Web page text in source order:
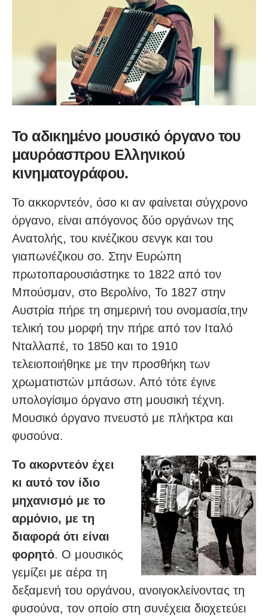
Το αδικημένο μουσικό όργανο του
μαυρόασπρου Ελληνικού
κινηματογράφου.
Το ακκορντεόν, όσο κι αν φαίνεται σύγχρονο
όργανο, είναι απόγονος δύο οργάνων της
Ανατολής, του κινέζικου σενγκ και του
γιαπωνέζικου σο. Στην Ευρώπη
πρωτοπαρουσιάστηκε το 1822 από τον
Μπούσμαν, στο Βερολίνο, Το 1827 στην
Αυστρία πήρε τη σημερινή του ονομασία,την
τελική του μορφή την πήρε από τον Ιταλό
Νταλλαπέ, το 1850 και το 1910
τελειοποιήθηκε με την προσθήκη των
χρωματιστών μπάσων. Από τότε έγινε
υπολογίσιμο όργανο στη μουσική τέχνη.
Μουσικό όργανο πνευστό με πλήκτρα και
φυσούνα.
Το ακορντεόν έχει
κι αυτό τον ίδιο
μηχανισμό με το
αρμόνιο, με τη
διαφορά ότι είναι
φορητό. Ο μουσικός
γεμίζει με αέρα τη
δεξαμενή του οργάνου, ανοιγοκλείνοντας τη
φυσούνα, τον οποίο στη συνέχεια διοχετεύει